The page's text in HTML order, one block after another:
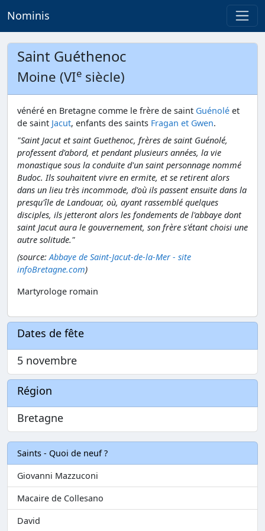
Nominis
Saint Guéthenoc
Moine (VIe siècle)
vénéré en Bretagne comme le frère de saint Guénolé et
de saint Jacut, enfants des saints Fragan et Gwen.
"Saint Jacut et saint Guethenoc, frères de saint Guénolé,
professent d'abord, et pendant plusieurs années, la vie
monastique sous la conduite d'un saint personnage nommé
Budoc. Ils souhaitent vivre en ermite, et se retirent alors
dans un lieu très incommode, d'où ils passent ensuite dans la
presqu'île de Landouar, où, ayant rassemblé quelques
disciples, ils jetteront alors les fondements de l'abbaye dont
saint Jacut aura le gouvernement, son frère s'étant choisi une
autre solitude."
(source: Abbaye de Saint-Jacut-de-la-Mer - site
infoBretagne.com)
Martyrologe romain
Dates de fête
5 novembre
Région
Bretagne
Saints - Quoi de neuf ?
Giovanni Mazzuconi
Macaire de Collesano
David